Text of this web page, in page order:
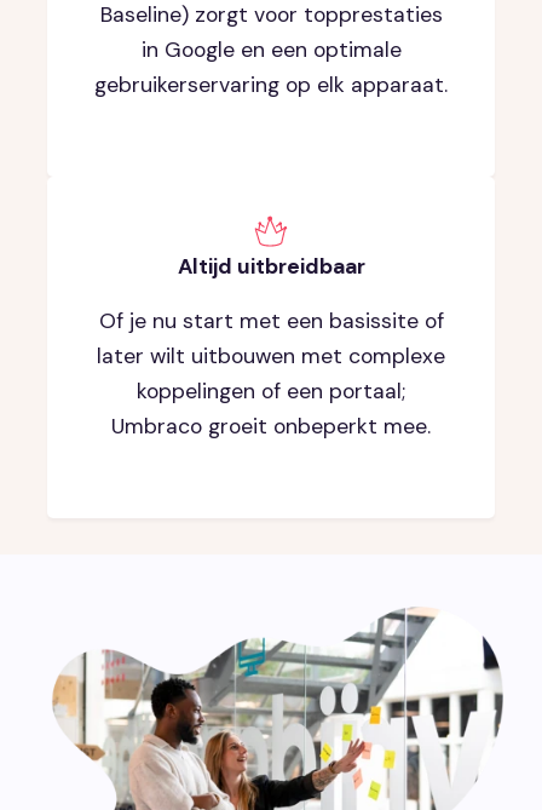
Baseline) zorgt voor topprestaties
in Google en een optimale
gebruikerservaring op elk apparaat.
Altijd uitbreidbaar
Of je nu start met een basissite of
later wilt uitbouwen met complexe
koppelingen of een portaal;
Umbraco groeit onbeperkt mee.